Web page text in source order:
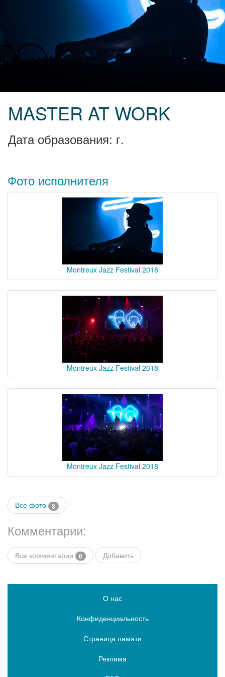
MASTER AT WORK
Дата образования: г.
Фото исполнителя
Montreux Jazz Festival 2018
Montreux Jazz Festival 2018
Montreux Jazz Festival 2018
Все фото 3
Комментарии:
Все комментарии 0 Добавить
О нас
Конфиденциальность
Страница памяти
Реклама